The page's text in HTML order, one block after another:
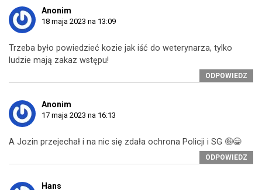
Anonim
18 maja 2023 na 13:09
Trzeba było powiedzieć kozie jak iść do weterynarza, tylko
ludzie mają zakaz wstępu!
ODPOWIEDZ
Anonim
17 maja 2023 na 16:13
A Jozin przejechał i na nic się zdała ochrona Policji i SG 🤪😁
ODPOWIEDZ
Hans